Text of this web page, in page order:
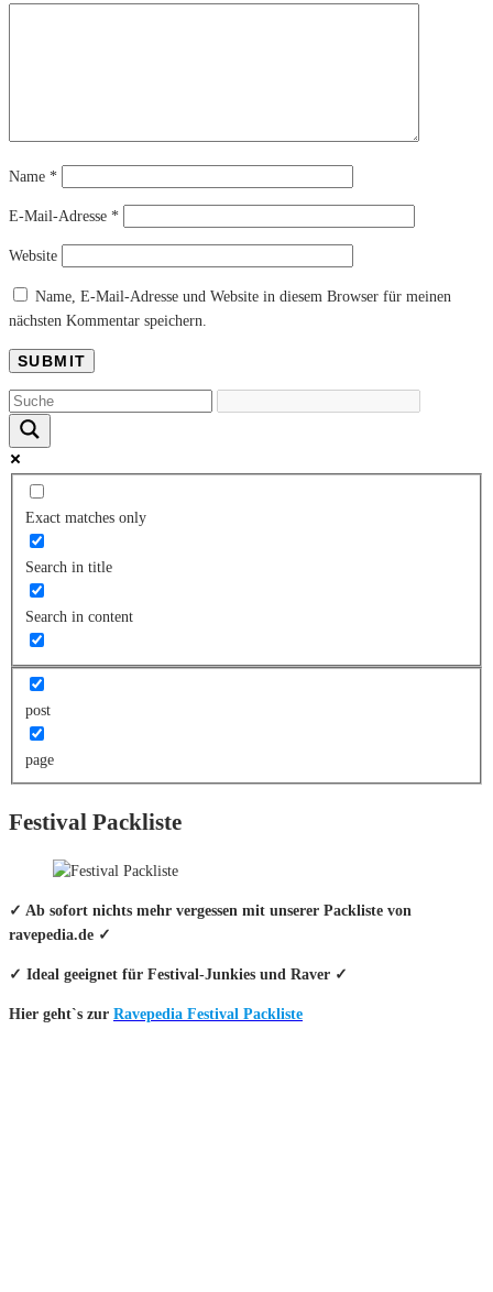
Name *
E-Mail-Adresse *
Website
Name, E-Mail-Adresse und Website in diesem Browser für meinen
nächsten Kommentar speichern.
Exact matches only
Search in title
Search in content
post
page
Festival Packliste
✓ Ab sofort nichts mehr vergessen mit unserer Packliste von
ravepedia.de ✓
✓ Ideal geeignet für Festival-Junkies und Raver ✓
Hier geht`s zur Ravepedia Festival Packliste